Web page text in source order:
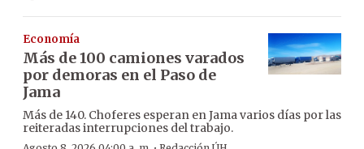
Economía
Más de 100 camiones varados
por demoras en el Paso de
Jama
Más de 140. Choferes esperan en Jama varios días por las
reiteradas interrupciones del trabajo.